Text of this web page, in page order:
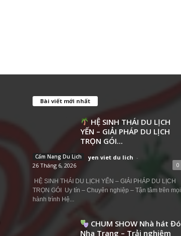
Bài viết mới nhất
HỆ SINH THÁI DU LỊCH
YẾN – GIẢI PHÁP DU LỊCH
TRỌN GÓI...
Cẩm Nang Du Lịch yen viet du lich -
26 Tháng 6, 2026
0
HỆ SINH THÁI DU LỊCH YẾN – GIẢI PHÁP DU LỊCH
TRỌN GÓI Uy tín – Chuyên nghiệp – Tận tâm trên mọi
hành trình Hệ...
CHUM SHOW Nhà hát Đó
Nha Trang – Trải nghiệm